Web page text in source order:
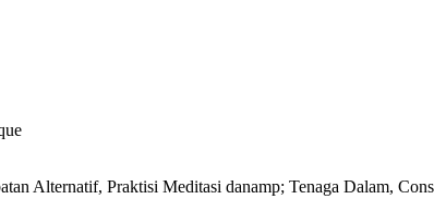
Alternatif, Praktisi Meditasi danamp; Tenaga Dalam,